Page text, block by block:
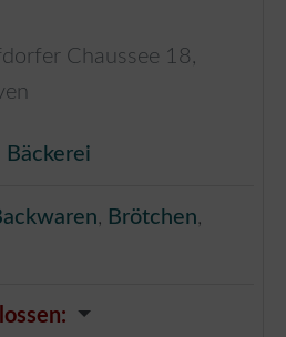
Chaussee 18 ,
Bäckerei
, Brötchen,
: